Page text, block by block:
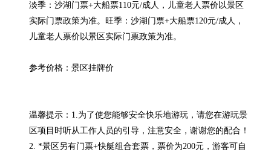
淡季：沙湖门票+大船票110元/成人，儿童老人票价以景区
实际门票政策为准。旺季：沙湖门票+大船票120元/成人，
儿童老人票价以景区实际门票政策为准。
参考价格：景区挂牌价
温馨提示：1.为了使您能够安全快乐地游玩，请您在游玩景
区项目时听从工作人员的引导，注意安全，谢谢您的配合！
2. *景区另有门票+快艇组合套票，票价为200元，游客可自